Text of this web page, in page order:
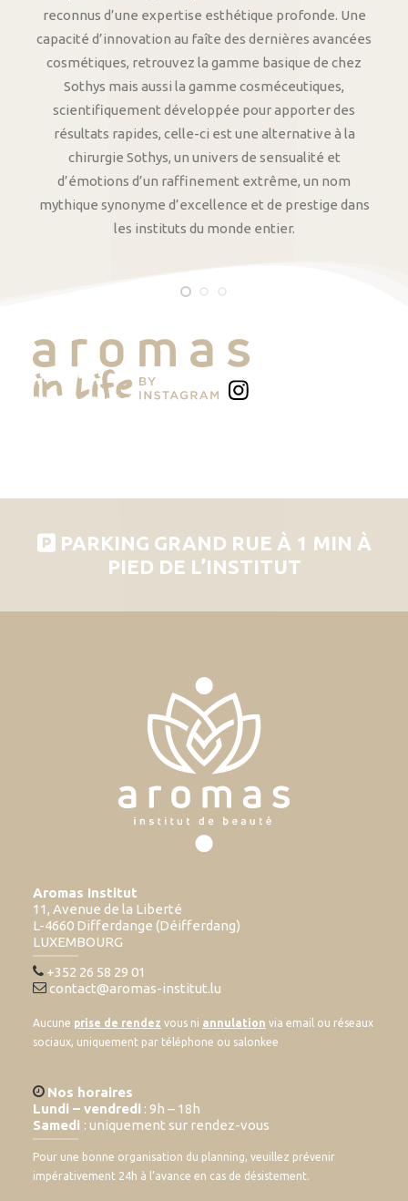
reconnus d’une expertise esthétique profonde. Une
capacité d’innovation au faîte des dernières avancées
cosmétiques, retrouvez la gamme basique de chez
Sothys mais aussi la gamme cosméceutiques,
scientifiquement développée pour apporter des
résultats rapides, celle-ci est une alternative à la
chirurgie Sothys, un univers de sensualité et
d’émotions d’un raffinement extrême, un nom
mythique synonyme d’excellence et de prestige dans
les instituts du monde entier.
PARKING GRAND RUE À 1 MIN À
PIED DE L’INSTITUT
Aromas Institut
11, Avenue de la Liberté
L-4660 Differdange (Déifferdang)
LUXEMBOURG
+352 26 58 29 01
contact@aromas-institut.lu
Aucune prise de rendez vous ni annulation via email ou réseaux
sociaux, uniquement par téléphone ou salonkee
Nos horaires
Lundi – vendredi : 9h – 18h
Samedi : uniquement sur rendez-vous
Pour une bonne organisation du planning, veuillez prévenir
impérativement 24h à l’avance en cas de désistement.